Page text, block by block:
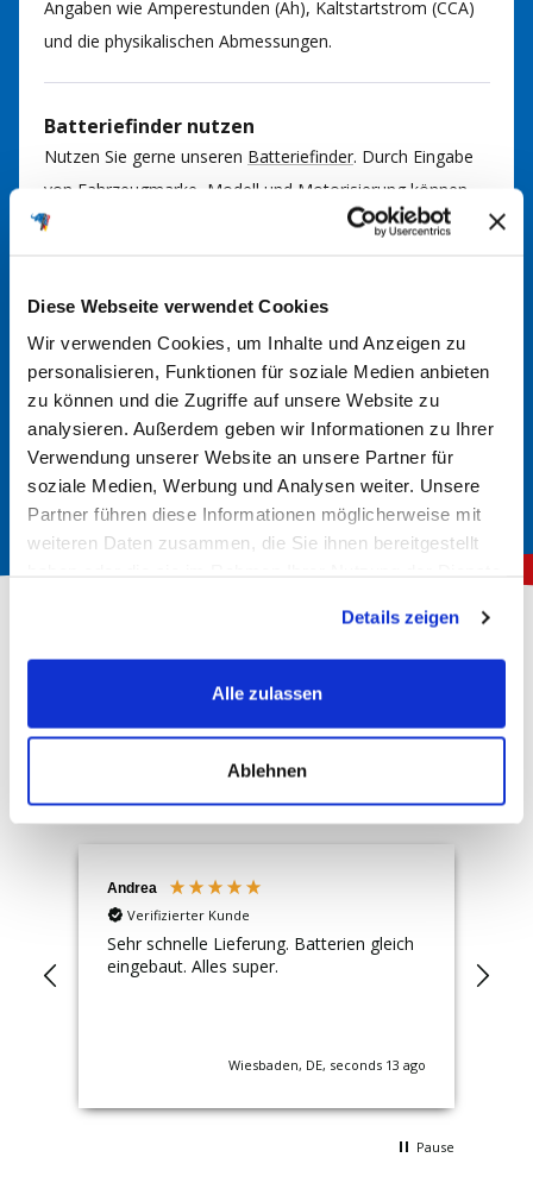
Diese Webseite verwendet Cookies
Wir verwenden Cookies, um Inhalte und Anzeigen zu
personalisieren, Funktionen für soziale Medien anbieten
zu können und die Zugriffe auf unsere Website zu
analysieren. Außerdem geben wir Informationen zu Ihrer
Verwendung unserer Website an unsere Partner für
soziale Medien, Werbung und Analysen weiter. Unsere
Partner führen diese Informationen möglicherweise mit
weiteren Daten zusammen, die Sie ihnen bereitgestellt
Details zeigen
Alle zulassen
Ablehnen
Angaben wie Amperestunden (Ah), Kaltstartstrom (CCA)
und die physikalischen Abmessungen.
Batteriefinder nutzen
Nutzen Sie gerne unseren Batteriefinder. Durch Eingabe
von Fahrzeugmarke, Modell und Motorisierung können
Sie so die passende Batterie für Ihr Fahrzeug finden. Bei
Im Handbuch nachsehen
In der Regel finden Sie im Handbuch Ihres Fahrzeugs
Informationen über den richtigen Batterietyp. Hier werden
die erforderlichen Spezifikationen und Größen angegeben.
Über 150.000 zufriedene Kunden
Hervorragend 4,72 Rating
13.231 Bewertungen
Andrea
Verifizierter Kunde
Sehr schnelle Lieferung. Batterien gleich
eingebaut. Alles super.
Wiesbaden, DE, seconds 13 ago
Pause